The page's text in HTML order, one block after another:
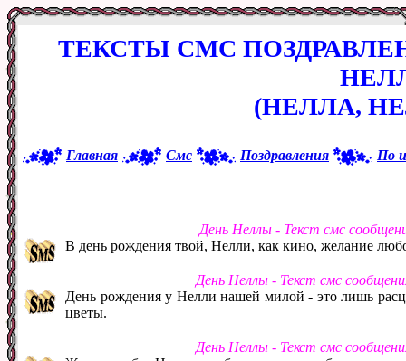
ТЕКСТЫ СМС
(НЕЛЛА,
Главная Смс Поздравления По
День Неллы - Текст смс
В день рождения твой, Нелли, как кино, желание
День Неллы - Текст смс
День рождения у Нелли нашей милой - это лишь
цветы.
День Неллы - Текст смс